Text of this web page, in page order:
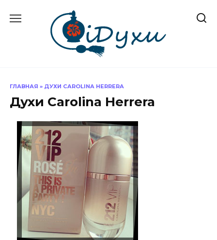
содержанию
ГЛАВНАЯ » ДУХИ CAROLINA HERRERA
Духи Carolina Herrera